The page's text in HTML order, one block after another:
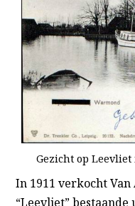
Gezicht op
In 1911 verkocht
“Leevliet”